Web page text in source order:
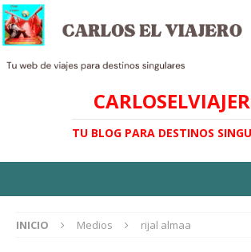
TU BLOG PARA DESTINOS
INICIO Medios rijal almaa